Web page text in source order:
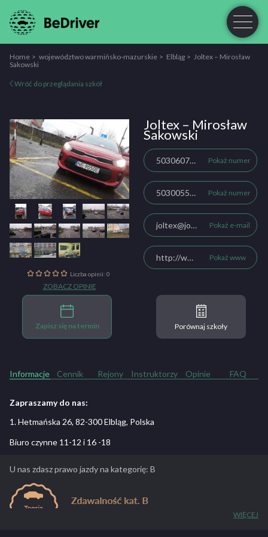
Home województwo warmińsko-mazurskie Elbląg
Joltex – Mirosław
Sakowski
Wróć do przeglądania szkół
Liczba opinii: 0
ZOBACZ OPINIE
Joltex – Mirosław
Sakowski
503060770 Pokaż numer
503005578 Pokaż numer
joltex@joltex.org Pokaż e-mail
http://www.joltex.org Pokaż www
Zapisz się na termin Porównaj szkoły
Informacje Cennik Rejony Instruktorzy Opinie FAQ
Zapraszamy do nas:
1. Hetmańska 26, 82-300 Elbląg, Polska
Biuro czynne 11-12 i 16 -18
U nas zdasz prawo jazdy na kategorię: B
WIĘCEJ